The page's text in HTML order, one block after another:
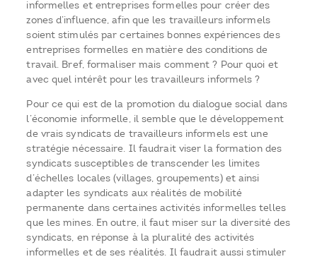
informelles et entreprises formelles pour créer des
zones d’influence, afin que les travailleurs informels
soient stimulés par certaines bonnes expériences des
entreprises formelles en matière des conditions de
travail. Bref, formaliser mais comment ? Pour quoi et
avec quel intérêt pour les travailleurs informels ?
Pour ce qui est de la promotion du dialogue social dans
l’économie informelle, il semble que le développement
de vrais syndicats de travailleurs informels est une
stratégie nécessaire. Il faudrait viser la formation des
syndicats susceptibles de transcender les limites
d’échelles locales (villages, groupements) et ainsi
adapter les syndicats aux réalités de mobilité
permanente dans certaines activités informelles telles
que les mines. En outre, il faut miser sur la diversité des
syndicats, en réponse à la pluralité des activités
informelles et de ses réalités. Il faudrait aussi stimuler